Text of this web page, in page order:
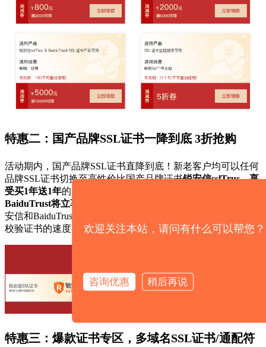
特惠二：国产品牌SSL证书一降到底 3折抢购
活动期内，国产品牌SSL证书直降到底！新老客户均可以任何
品牌SSL证书切换至高性价比国产品牌证书锐安信sslTrus，享
受买1年送1年的产品服务；如更换成百度自研的品牌证书
BaiduTrust将立享
安信和BaiduTrust
校验证书的速度更快、更稳定，您值得拥有！
特惠三：爆款证书专区，多域名SSL证书/通配符
欢迎关注本站，请问有什么可以帮您？
咨询优惠 稍后再说